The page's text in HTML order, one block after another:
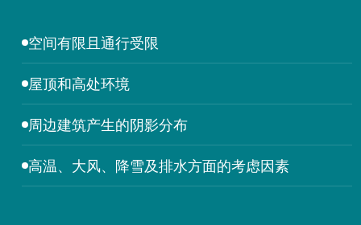
空间有限且通行受限
屋顶和高处环境
周边建筑产生的阴影分布
高温、大风、降雪及排水方面的考虑因素